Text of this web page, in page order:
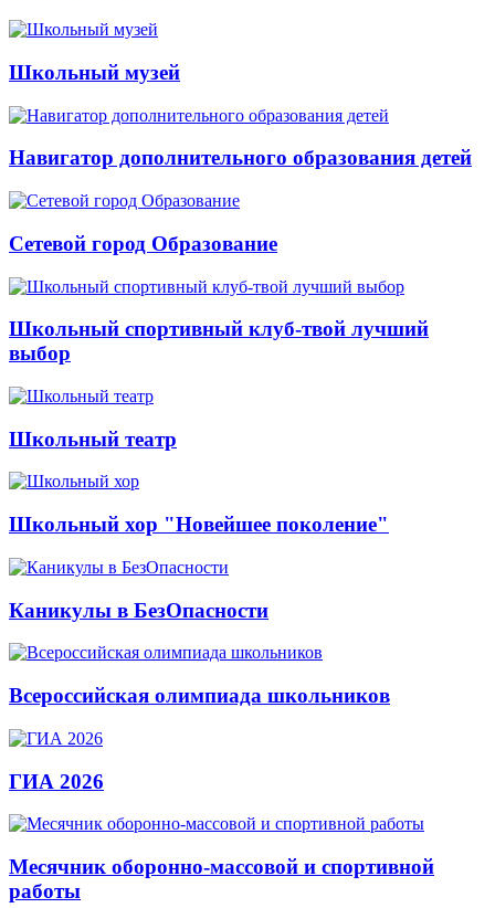
Школьный музей
Навигатор дополнительного образования детей
Сетевой город Образование
Школьный спортивный клуб-твой лучший
выбор
Школьный театр
Школьный хор "Новейшее поколение"
Каникулы в БезОпасности
Всероссийская олимпиада школьников
ГИА 2026
Месячник оборонно-массовой и спортивной
работы